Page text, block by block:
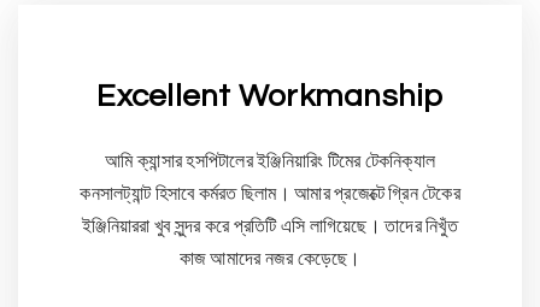
Excellent Workmanship
আমি ক্যান্সার হসপিটালের ইঞ্জিনিয়ারিং টিমের টেকনিক্যাল
কনসালট্যান্ট হিসাবে কর্মরত ছিলাম। আমার প্রজেক্টে গ্রিন টেকের
ইঞ্জিনিয়াররা খুব সুন্দর করে প্রতিটি এসি লাগিয়েছে। তাদের নিখুঁত
কাজ আমাদের নজর কেড়েছে।